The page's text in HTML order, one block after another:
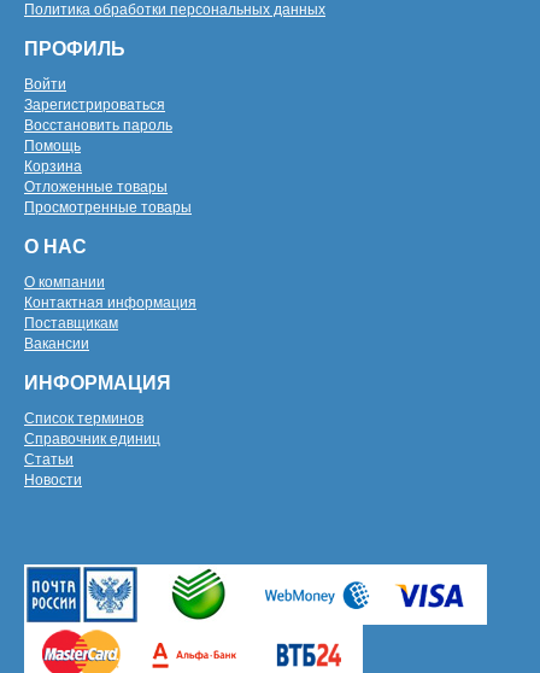
Политика обработки персональных данных
ПРОФИЛЬ
Войти
Зарегистрироваться
Восстановить пароль
Помощь
Корзина
Отложенные товары
Просмотренные товары
О НАС
О компании
Контактная информация
Поставщикам
Вакансии
ИНФОРМАЦИЯ
Список терминов
Справочник единиц
Статьи
Новости